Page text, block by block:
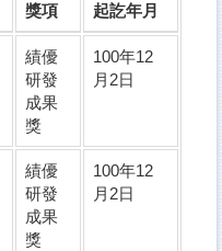
獎項 起訖年月
績優
研發
成果
獎
100年12
月2日
績優
研發
成果
獎
100年12
月2日